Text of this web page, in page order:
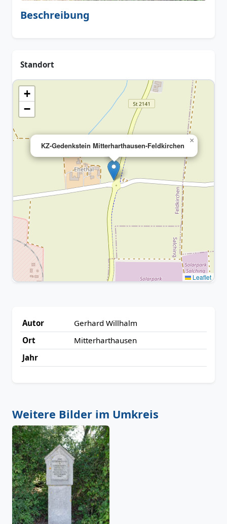
Beschreibung
Standort
KZ-Gedenkstein Mitterharthausen-Feldkirchen
×
+
−
Leaflet
Autor
Gerhard Willhalm
Ort
Mitterharthausen
Jahr
Weitere Bilder im Umkreis